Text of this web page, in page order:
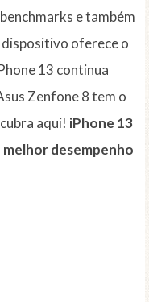
e também
oferece o
13 continua
Zenfone 8 tem o
aqui! iPhone 13
desempenho